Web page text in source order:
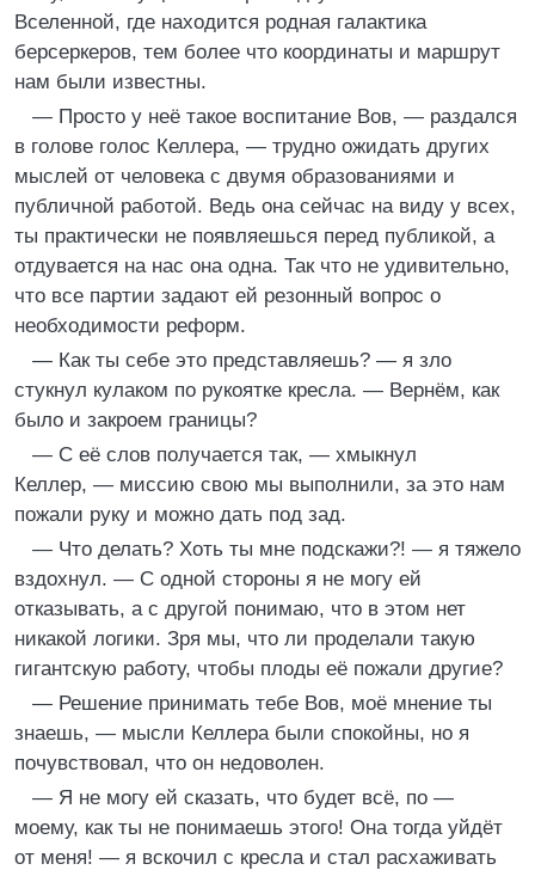
Вселенной, где находится родная галактика
берсеркеров, тем более что координаты и маршрут
нам были известны.
— Просто у неё такое воспитание Вов, — раздался
в голове голос Келлера, — трудно ожидать других
мыслей от человека с двумя образованиями и
публичной работой. Ведь она сейчас на виду у всех,
ты практически не появляешься перед публикой, а
отдувается на нас она одна. Так что не удивительно,
что все партии задают ей резонный вопрос о
необходимости реформ.
— Как ты себе это представляешь? — я зло
стукнул кулаком по рукоятке кресла. — Вернём, как
было и закроем границы?
— С её слов получается так, — хмыкнул
Келлер, — миссию свою мы выполнили, за это нам
пожали руку и можно дать под зад.
— Что делать? Хоть ты мне подскажи?! — я тяжело
вздохнул. — С одной стороны я не могу ей
отказывать, а с другой понимаю, что в этом нет
никакой логики. Зря мы, что ли проделали такую
гигантскую работу, чтобы плоды её пожали другие?
— Решение принимать тебе Вов, моё мнение ты
знаешь, — мысли Келлера были спокойны, но я
почувствовал, что он недоволен.
— Я не могу ей сказать, что будет всё, по —
моему, как ты не понимаешь этого! Она тогда уйдёт
от меня! — я вскочил с кресла и стал расхаживать